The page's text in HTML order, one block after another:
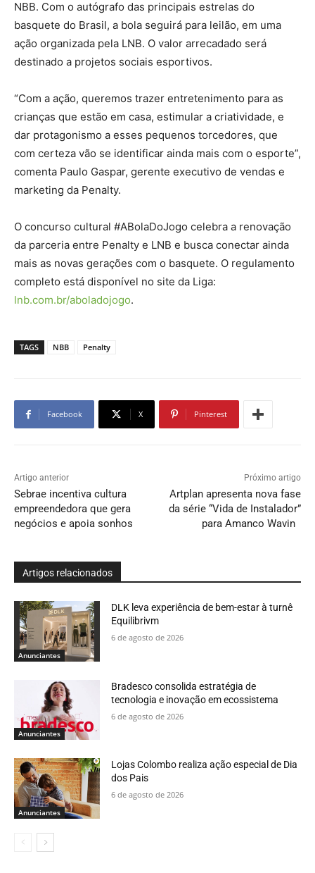
NBB. Com o autógrafo das principais estrelas do
basquete do Brasil, a bola seguirá para leilão, em uma
ação organizada pela LNB. O valor arrecadado será
destinado a projetos sociais esportivos.
“Com a ação, queremos trazer entretenimento para as
crianças que estão em casa, estimular a criatividade, e
dar protagonismo a esses pequenos torcedores, que
com certeza vão se identificar ainda mais com o esporte”,
comenta Paulo Gaspar, gerente executivo de vendas e
marketing da Penalty.
O concurso cultural #ABolaDoJogo celebra a renovação
da parceria entre Penalty e LNB e busca conectar ainda
mais as novas gerações com o basquete. O regulamento
completo está disponível no site da Liga:
lnb.com.br/aboladojogo.
TAGS NBB Penalty
Facebook X Pinterest
Artigo anterior
Sebrae incentiva cultura
empreendedora que gera
negócios e apoia sonhos
Próximo artigo
Artplan apresenta nova fase
da série “Vida de Instalador”
para Amanco Wavin
Artigos relacionados
Anunciantes
DLK leva experiência de bem-estar à turnê
Equilibrivm
6 de agosto de 2026
Anunciantes
Bradesco consolida estratégia de
tecnologia e inovação em ecossistema
6 de agosto de 2026
Anunciantes
Lojas Colombo realiza ação especial de Dia
dos Pais
6 de agosto de 2026